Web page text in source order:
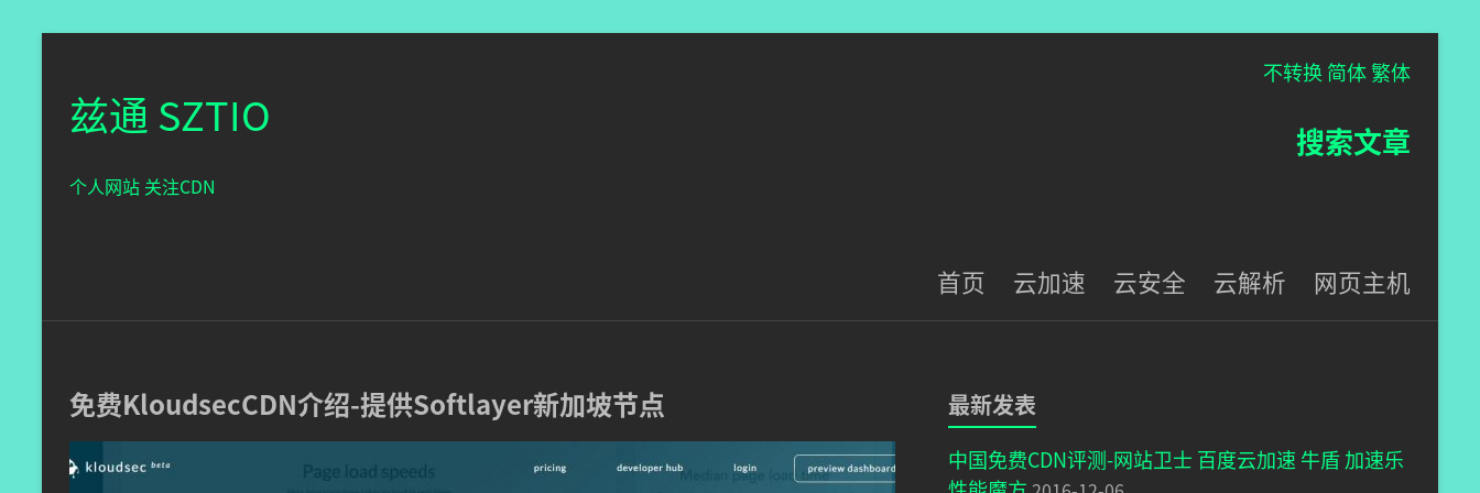
兹通 SZTIO
个人网站 关注CDN
不转换 简体繁体
搜索文章
首页 云加速 云安全 云解析 网页主机
免费KloudsecCDN介绍-提供Softlayer新加坡节点 最新发表
中国免费CDN评测-网站卫士 百度云加速 牛盾 加速乐